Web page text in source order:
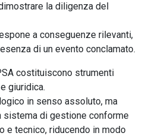
la diligenza del
a conseguenze rilevanti,
di un evento conclamato.
costituiscono strumenti
giuridica.
in senso assoluto, ma
sistema di gestione conforme
e tecnico, riducendo in modo